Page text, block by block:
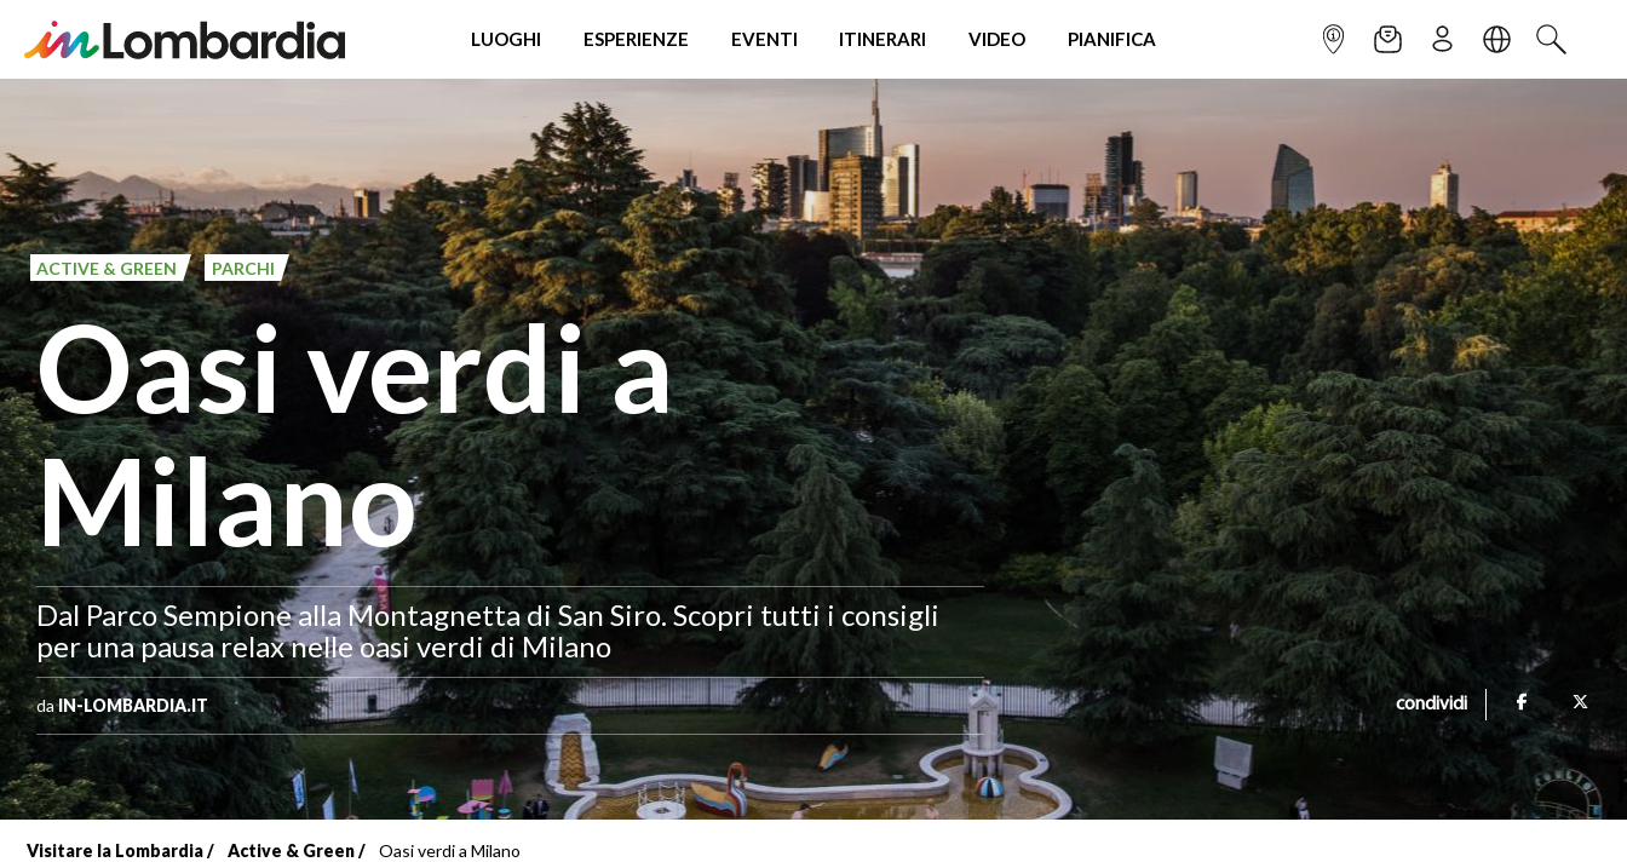
contenuto
principale
LUOGHI ESPERIENZE EVENTI ITINERARI VIDEO PIANIFICA INFOPOINTNEWSLETTER
ISCRIVITILINGUACERCA
ACTIVE & GREEN PARCHI
Oasi verdi a
Milano
Dal Parco Sempione alla Montagnetta di San Siro. Scopri tutti i consigli
per una pausa relax nelle oasi verdi di Milano
daIN-LOMBARDIA.IT condividi
Visitare la Lombardia Active & Green Oasi verdi a Milano